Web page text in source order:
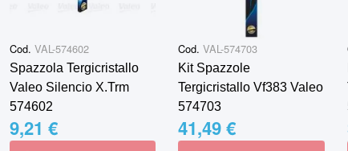
Cod. VAL-574602
Spazzola Tergicristallo
Valeo Silencio X.Trm
574602
9,21 €
Cod. VAL-574703
Kit Spazzole
Tergicristallo Vf383 Valeo
574703
41,49 €